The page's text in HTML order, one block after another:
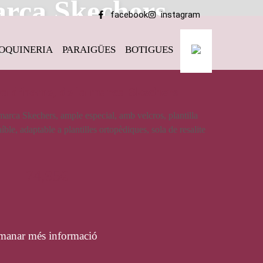
facebook instagram
PARAIGÜES BOTIGUES
Skechers
Skechers, ample especial, amb velcros, plantilla
adaptable a plantilles ortopèdiques, sola de resalite
més informació